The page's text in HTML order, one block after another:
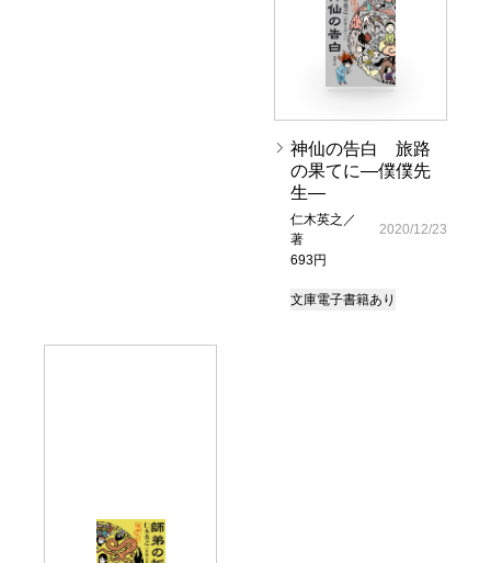
神仙の告白 旅路
の果てに―僕僕先
生―
仁木英之／
著
693円
2020/12/23
文庫電子書籍あり